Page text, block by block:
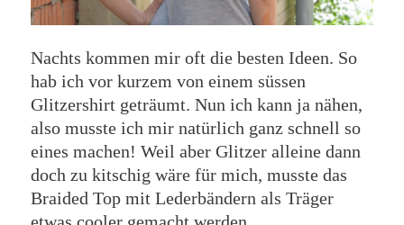
Nachts kommen mir oft die besten Ideen. So
hab ich vor kurzem von einem süssen
Glitzershirt geträumt. Nun ich kann ja nähen,
also musste ich mir natürlich ganz schnell so
eines machen! Weil aber Glitzer alleine dann
doch zu kitschig wäre für mich, musste das
Braided Top mit Lederbändern als Träger